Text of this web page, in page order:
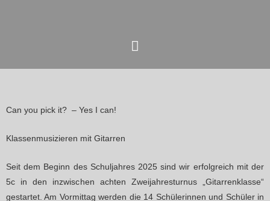
Can you pick it? – Yes I can!
Klassenmusizieren mit Gitarren
Seit dem Beginn des Schuljahres 2025 sind wir erfolgreich mit der
5c in den inzwischen achten Zweijahresturnus „Gitarrenklasse“
gestartet. Am Vormittag werden die 14 Schülerinnen und Schüler in